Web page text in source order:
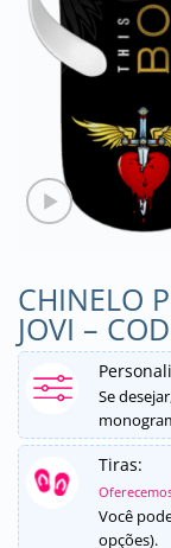
CHINELO
JOVI –
Se
Tiras:
Você
opções).